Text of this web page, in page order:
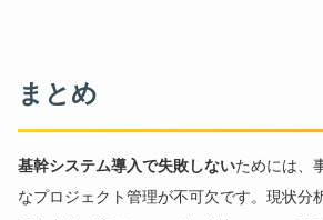
まとめ
基幹システム導入で失敗しないためには、
なプロジェクト管理が不可欠です。現状分